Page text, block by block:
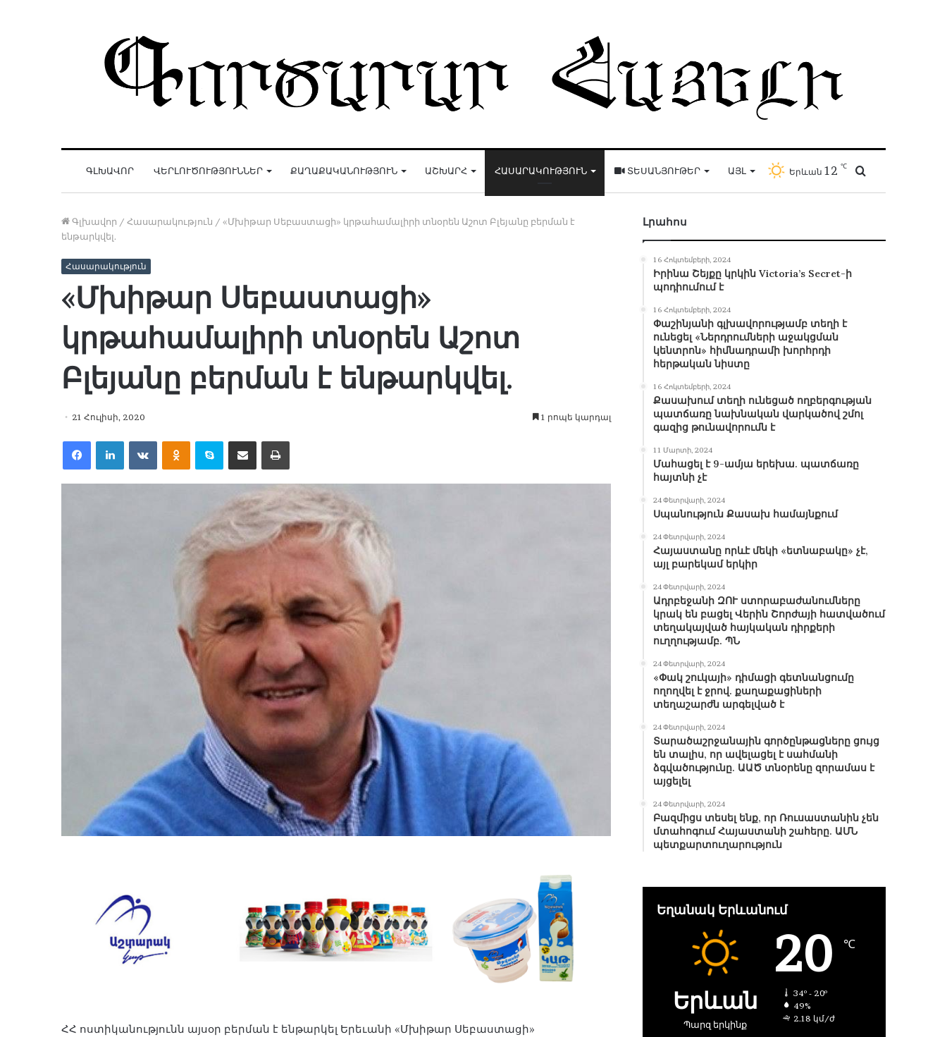
ԳԼԽԱՎՈՐ ՎԵՐԼՈՒԾՈՒԹՅՈՒՆՆԵՐ ՔԱՂԱՔԱԿԱՆՈՒԹՅՈՒՆ ԱՇԽԱՐՀ ՀԱՍԱՐԱԿՈՒԹՅՈՒՆ ՏԵՍԱՆՅՈՒԹԵՐ ԱՅԼ Երևան 12 ℃
Գլխավոր / Հասարակություն / «Մխիթար Սեբաստացի» կրթահամալիրի տնօրեն Աշոտ Բլեյանը բերման է
ենթարկվել.
Հասարակություն
«Մխիթար Սեբաստացի»
կրթահամալիրի տնօրեն Աշոտ
Բլեյանը բերման է ենթարկվել.
21 Հուլիսի, 2020 1 րոպե կարդալ
FacebookLinkedInVKontakteOdnoklassniki
Skype Share via Email Print
ՀՀ ոստիկանությունն այսօր բերման է ենթարկել Երեւանի «Մխիթար Սեբաստացի»
Լրահոս
16 Հոկտեմբերի, 2024
Իրինա Շեյքը կրկին Victoria’s Secret-ի
պոդիումում է
16 Հոկտեմբերի, 2024
Փաշինյանի գլխավորությամբ տեղի է
ունեցել «Ներդրումների աջակցման
կենտրոն» հիմնադրամի խորհրդի
հերթական նիստը
16 Հոկտեմբերի, 2024
Քասախում տեղի ունեցած ողբերգության
պատճառը նախնական վարկածով շմոլ
գազից թունավորումն է
11 Մարտի, 2024
Մահացել է 9-ամյա երեխա. պատճառը
հայտնի չէ
24 Փետրվարի, 2024
Սպանություն Քասախ համայնքում
24 Փետրվարի, 2024
Հայաստանը որևէ մեկի «ետնաբակը» չէ,
այլ բարեկամ երկիր
24 Փետրվարի, 2024
Ադրբեջանի ԶՈՒ ստորաբաժանումները
կրակ են բացել Վերին Շորժայի հատվածում
տեղակայված հայկական դիրքերի
ուղղությամբ. ՊՆ
24 Փետրվարի, 2024
«Փակ շուկայի» դիմացի գետնանցումը
ողողվել է ջրով. քաղաքացիների
տեղաշարժն արգելված է
24 Փետրվարի, 2024
Տարածաշրջանային գործընթացները ցույց
են տալիս, որ ավելացել է սահմանի
ձգվածությունը. ԱԱԾ տնօրենը զորամաս է
այցելել
24 Փետրվարի, 2024
Բազմիցս տեսել ենք, որ Ռուսաստանին չեն
մտահոգում Հայաստանի շահերը. ԱՄՆ
պետքարտուղարություն
Եղանակ Երևանում
Երևան
Պարզ երկինք
20 ℃
34º - 20º
49%
2.18 կմ/ժ